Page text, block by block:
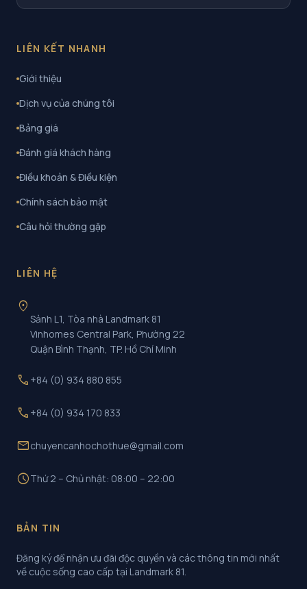
LIÊN KẾT NHANH
Giới thiệu
Dịch vụ của chúng tôi
Bảng giá
Đánh giá khách hàng
Điều khoản & Điều kiện
Chính sách bảo mật
Câu hỏi thường gặp
LIÊN HỆ
location_on
Sảnh L1, Tòa nhà Landmark 81
Vinhomes Central Park, Phường 22
Quận Bình Thạnh, TP. Hồ Chí Minh
call +84 (0) 934 880 855
call +84 (0) 934 170 833
mailchuyencanhochothue@gmail.com
scheduleThứ 2 – Chủ nhật: 08:00 – 22:00
BẢN TIN
Đăng ký để nhận ưu đãi độc quyền và các thông tin mới nhất
về cuộc sống cao cấp tại Landmark 81.